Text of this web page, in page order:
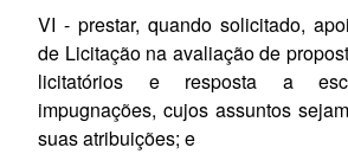
VI - prestar, quando solicitado,
de Licitação na avaliação de
licitatórios e resposta a
impugnações, cujos assuntos
suas atribuições; e